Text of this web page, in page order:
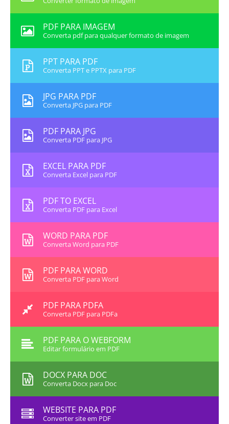
PDF PARA IMAGEM
Converta pdf para qualquer formato de imagem
PPT PARA PDF
Converta PPT e PPTX para PDF
JPG PARA PDF
Converta JPG para PDF
PDF PARA JPG
Converta PDF para JPG
EXCEL PARA PDF
Converta Excel para PDF
PDF TO EXCEL
Converta PDF para Excel
WORD PARA PDF
Converta Word para PDF
PDF PARA WORD
Converta PDF para Word
PDF PARA PDFA
Converta PDF para PDFa
PDF PARA O WEBFORM
Editar formulário em PDF
DOCX PARA DOC
Converta Docx para Doc
WEBSITE PARA PDF
Converter site em PDF